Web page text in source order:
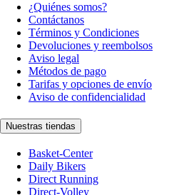
¿Quiénes somos?
Contáctanos
Términos y Condiciones
Devoluciones y reembolsos
Aviso legal
Métodos de pago
Tarifas y opciones de envío
Aviso de confidencialidad
Nuestras tiendas
Basket-Center
Daily Bikers
Direct Running
Direct-Volley